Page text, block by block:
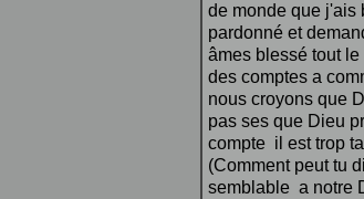
de monde que j'ais
pardonné et
âmes blessé tout
des comptes a
nous croyons que
pas ses que Dieu
compte il est trop
(Comment peut tu
semblable a notre